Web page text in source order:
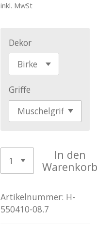
inkl. MwSt
Dekor
Griffe
In den
Artikelnummer: H-
550410-08.7